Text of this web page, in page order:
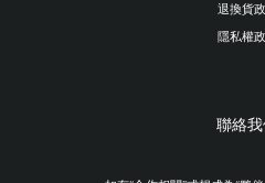
退換貨
隱私權
聯絡